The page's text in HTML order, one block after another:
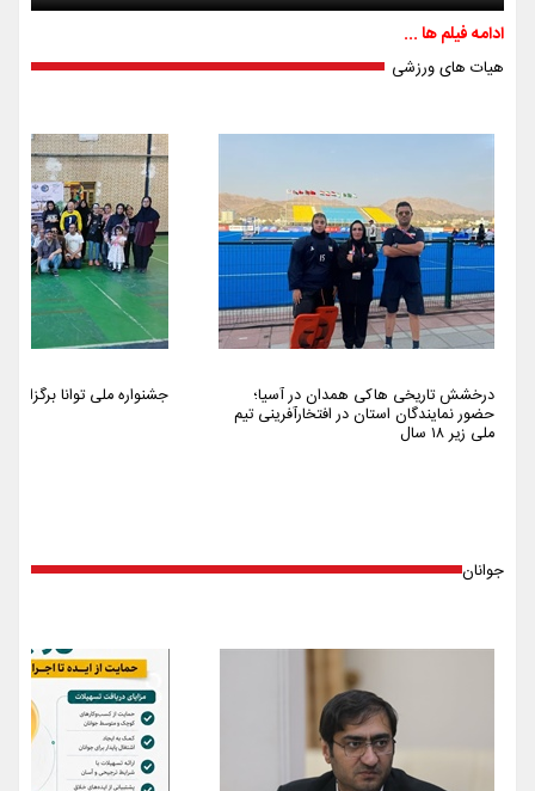
ادامه فیلم ها ...
هیات های ورزشی
درخشش تاریخی هاکی همدان در آسیا؛
حضور نمایندگان استان در افتخارآفرینی تیم
ملی زیر ۱۸ سال
جشنواره ملی توانا برگزار شد
جوانان